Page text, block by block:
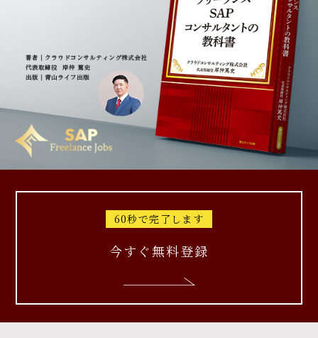
60秒で完了します
今すぐ無料登録